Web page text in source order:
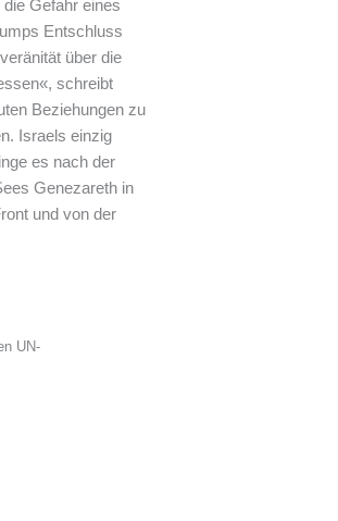
Gefahr eines
Entschluss
über die
schreibt
Beziehungen zu
Israels einzig
es nach der
Genezareth in
und von der
UN-